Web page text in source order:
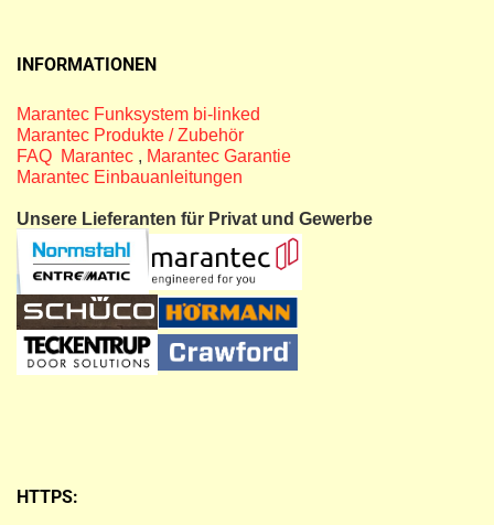
INFORMATIONEN
Marantec Funksystem bi-linked
Marantec Produkte / Zubehör
FAQ Marantec , Marantec Garantie
Marantec Einbauanleitungen
Unsere Lieferanten für Privat und Gewerbe
HTTPS: